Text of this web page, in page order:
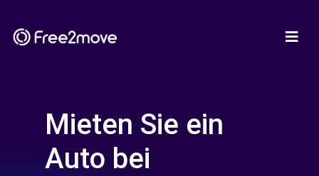
Mieten Sie ein
Auto bei